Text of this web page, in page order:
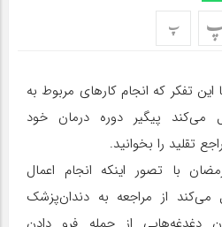
پ
این تفکر که انجام کارهای مربوط به
می‌کند پیگیر دوره درمان خود
تقلید را بخوانید.
با تصور اینکه انجام اعمال
می‌کند از مراجعه به دندان‌پزشک